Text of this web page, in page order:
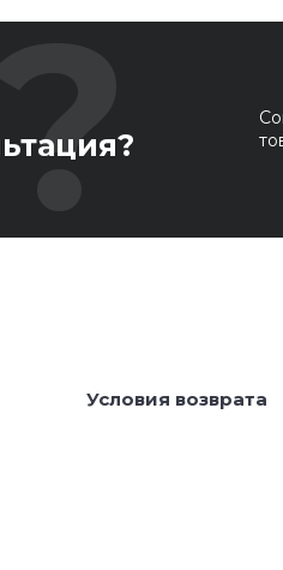
Условия возврата